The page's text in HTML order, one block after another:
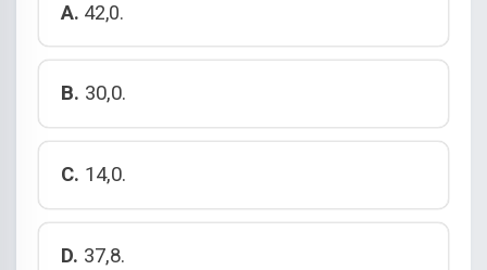
A. 42,0.
B. 30,0.
C. 14,0.
D. 37,8.